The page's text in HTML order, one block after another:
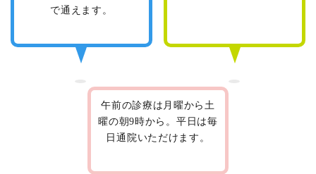
で通えます。
午前の診療は月曜から土
曜の朝9時から。平日は毎
日通院いただけます。